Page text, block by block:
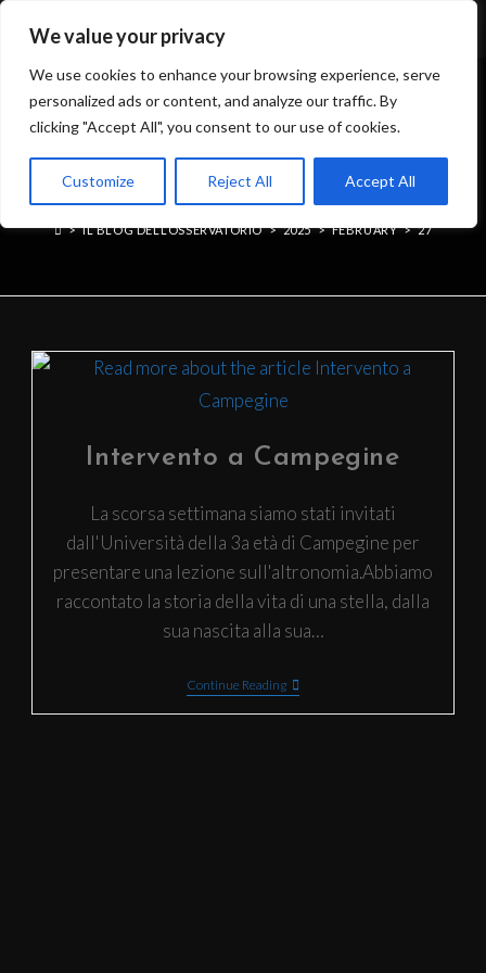
We value your privacy
We use cookies to enhance your browsing experience, serve
personalized ads or content, and analyze our traffic. By
clicking "Accept All", you consent to our use of cookies.
Customize Reject All Accept All
DAILY ARCHIVES:
FEBRUARY 27, 2025
> IL BLOG DELL’OSSERVATORIO > 2025 > FEBRUARY > 27
Intervento a Campegine
La scorsa settimana siamo stati invitati
dall'Università della 3a età di Campegine per
presentare una lezione sull'altronomia.Abbiamo
raccontato la storia della vita di una stella, dalla
sua nascita alla sua…
Continue Reading